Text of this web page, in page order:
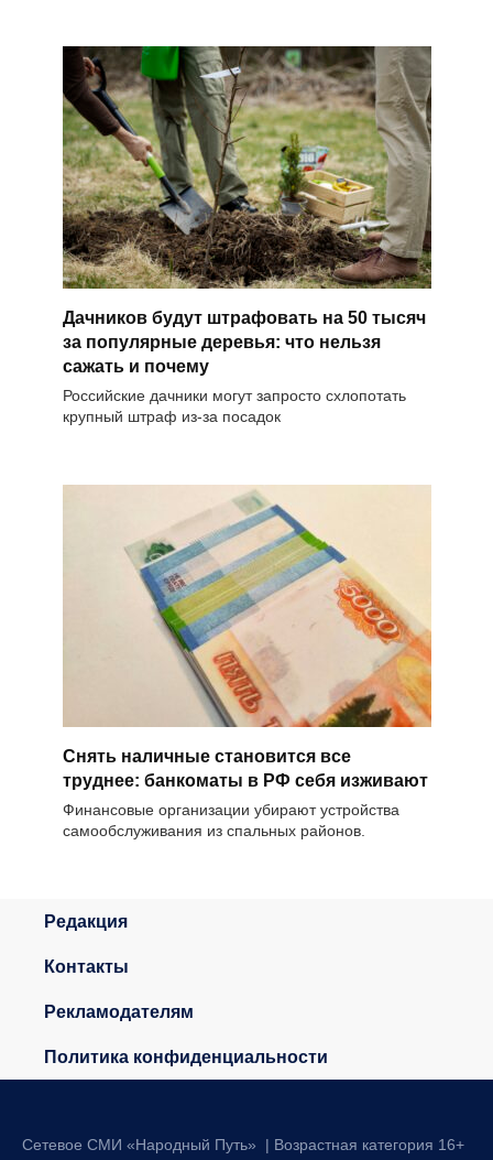
Дачников будут штрафовать на 50 тысяч
за популярные деревья: что нельзя
сажать и почему
Российские дачники могут запросто схлопотать
крупный штраф из-за посадок
Снять наличные становится все
труднее: банкоматы в РФ себя изживают
Финансовые организации убирают устройства
самообслуживания из спальных районов.
Редакция
Контакты
Рекламодателям
Политика конфиденциальности
Сетевое СМИ «Народный Путь» | Возрастная категория 16+